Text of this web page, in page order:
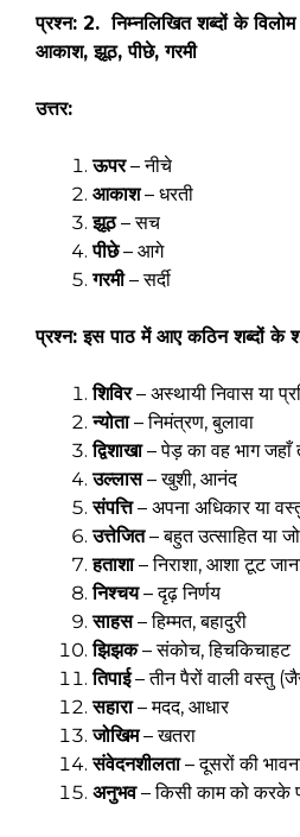
प्रश्न: 2. निम्नलिखित शब्दों के
आकाश, झूठ, पीछे, गरमी
उत्तर:
ऊपर– नीचे
आकाश– धरती
झूठ– सच
पीछे– आगे
गरमी– सर्दी
प्रश्न: इस पाठ में आए कठिन शब्दों के
शिविर– अस्थायी निवास या
न्योता– निमंत्रण, बुलावा
द्विशाखा– पेड़ का वह भाग जहाँ
उल्लास– खुशी, आनंद
संपत्ति– अपना अधिकार या
उत्तेजित– बहुत उत्साहित या
हताशा– निराशा, आशा टूट
निश्चय– दृढ़ निर्णय
साहस– हिम्मत, बहादुरी
झिझक– संकोच, हिचकिचाहट
तिपाई– तीन पैरों वाली वस्तु
सहारा– मदद, आधार
जोखिम– खतरा
संवेदनशीलता– दूसरों की
अनुभव– किसी काम को करके